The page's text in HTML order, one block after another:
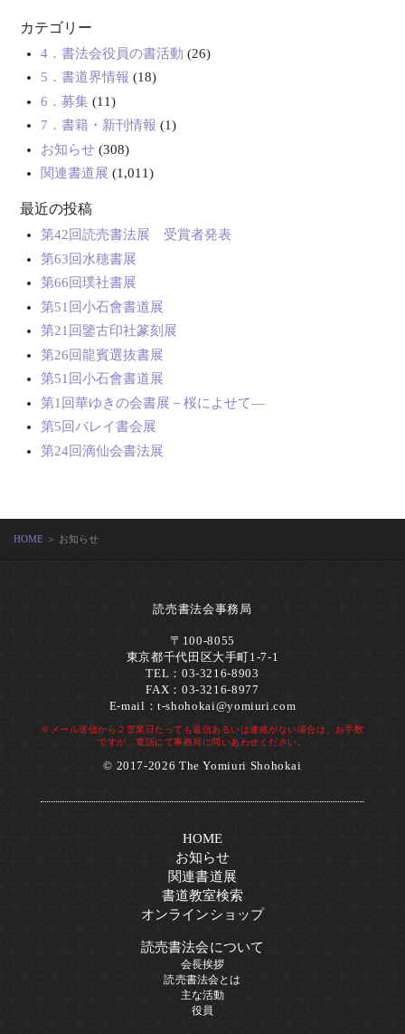
カテゴリー
4．書法会役員の書活動 (26)
5．書道界情報 (18)
6．募集(11)
7．書籍・新刊情報 (1)
お知らせ(308)
関連書道展 (1,011)
最近の投稿
第42回読売書法展 受賞者発表
第63回水穂書展
第66回璞社書展
第51回小石會書道展
第21回鑒古印社篆刻展
第26回龍賓選抜書展
第51回小石會書道展
第1回華ゆきの会書展－桜によせて―
第5回バレイ書会展
第24回滴仙会書法展
HOME ＞ お知らせ
読売書法会事務局
〒100-8055
東京都千代田区大手町1-7-1
TEL：03-3216-8903
FAX：03-3216-8977
E-mail：t-shohokai@yomiuri.com
※メール送信から２営業日たっても返信あるいは連絡がない場合は、お手数
ですが、電話にて事務局に問いあわせください。
© 2017-2026 The Yomiuri Shohokai
HOME
お知らせ
関連書道展
書道教室検索
オンラインショップ
読売書法会について
会長挨拶
読売書法会とは
主な活動
役員